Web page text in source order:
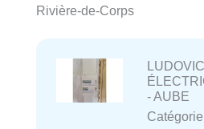
Rivière-de-Corps
- AUBE